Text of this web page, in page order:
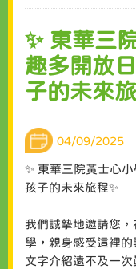
✨ 東華三
趣多開放
子的未來
04/09/2025
✨ 東華三院黃士心
孩子的未來旅程✨
我們誠摯地邀請您
學，親身感受這裡的
文字介紹遠不及一